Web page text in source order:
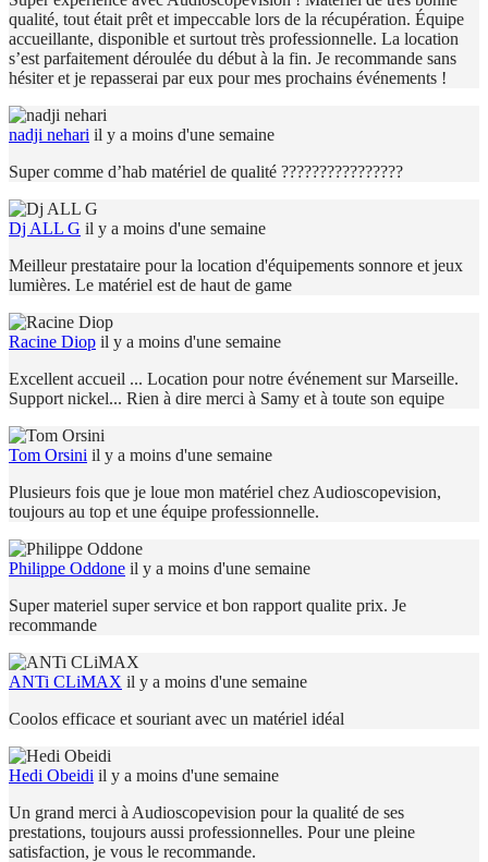
qualité, tout était prêt et impeccable lors de la récupération. Équipe
accueillante, disponible et surtout très professionnelle. La location
s’est parfaitement déroulée du début à la fin. Je recommande sans
hésiter et je repasserai par eux pour mes prochains événements !
nadji nehari il y a moins d'une semaine
Super comme d’hab matériel de qualité ????????????????
Dj ALL G il y a moins d'une semaine
Meilleur prestataire pour la location d'équipements sonnore et jeux
lumières. Le matériel est de haut de game
Racine Diop il y a moins d'une semaine
Excellent accueil ... Location pour notre événement sur Marseille.
Support nickel... Rien à dire merci à Samy et à toute son equipe
Tom Orsini il y a moins d'une semaine
Plusieurs fois que je loue mon matériel chez Audioscopevision,
toujours au top et une équipe professionnelle.
Philippe Oddone il y a moins d'une semaine
Super materiel super service et bon rapport qualite prix. Je
recommande
ANTi CLiMAX il y a moins d'une semaine
Coolos efficace et souriant avec un matériel idéal
Hedi Obeidi il y a moins d'une semaine
Un grand merci à Audioscopevision pour la qualité de ses
prestations, toujours aussi professionnelles. Pour une pleine
satisfaction, je vous le recommande.